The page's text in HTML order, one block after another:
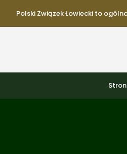
Polski Związek Łowiecki to